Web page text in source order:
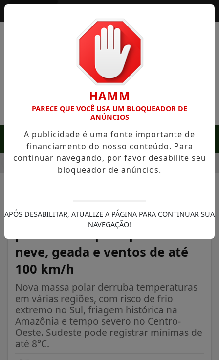
MENU
SERRA NEGRA: FAZENDA COM 488 HECTARES UNE ALTA
Frente fria avança com força
pelo Brasil e pode provocar
neve, geada e ventos de até
100 km/h
Nova massa polar derruba temperaturas
em várias regiões, com risco de frio
extremo no Sul, friagem histórica na
Amazônia e tempo severo no Centro-
Oeste. Sudeste pode registrar mínimas de
até 8°C.
HAMM
PARECE QUE VOCÊ USA UM BLOQUEADOR DE
ANÚNCIOS
A publicidade é uma fonte importante de
financiamento do nosso conteúdo. Para
continuar navegando, por favor desabilite seu
bloqueador de anúncios.
APÓS DESABILITAR, ATUALIZE A PÁGINA PARA CONTINUAR SUA
NAVEGAÇÃO!